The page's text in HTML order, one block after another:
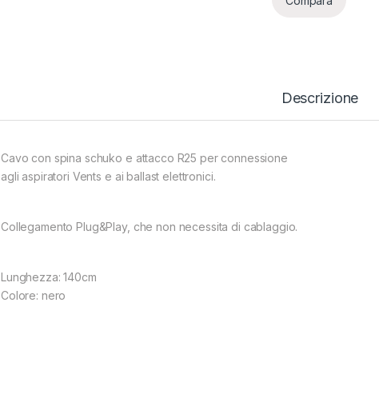
Descrizione
Cavo con spina schuko e attacco R25 per connessione
agli aspiratori Vents e ai ballast elettronici.
Collegamento Plug&Play, che non necessita di cablaggio.
Lunghezza: 140cm
Colore: nero